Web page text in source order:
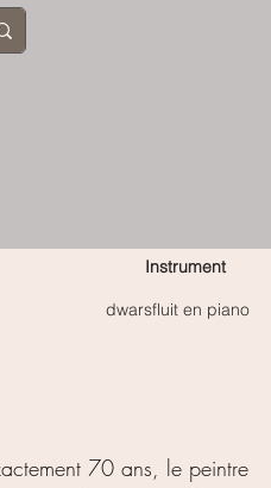
Instrument
70 ans, le peintre
dwarsfluit en piano